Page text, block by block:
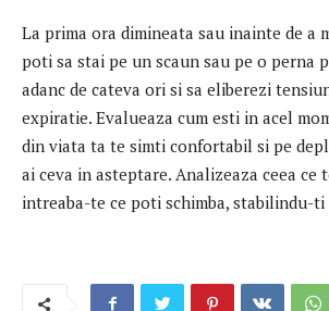
La prima ora dimineata sau inainte de a
poti sa stai pe un scaun sau pe o perna
adanc de cateva ori si sa eliberezi
expiratie. Evalueaza cum esti in acel
din viata ta te simti confortabil si pe
ai ceva in asteptare. Analizeaza ceea
intreaba-te ce poti schimba, stabilindu-